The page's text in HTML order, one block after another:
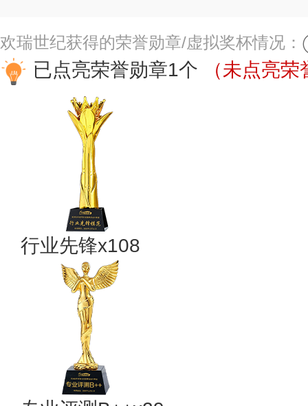
欢瑞世纪获得的荣誉勋章/虚拟奖杯情况：
已点亮荣誉勋章1个 （未点亮
行业先锋x108